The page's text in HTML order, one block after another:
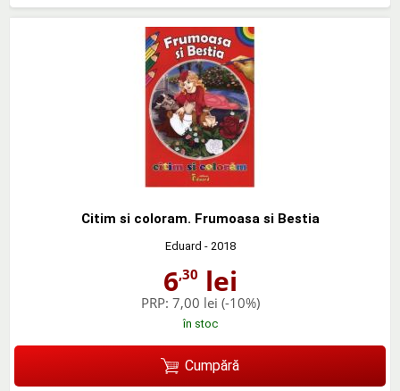
Citim si coloram. Frumoasa si Bestia
Eduard - 2018
6,30 lei
PRP: 7,00 lei (-10%)
în stoc
Cumpără